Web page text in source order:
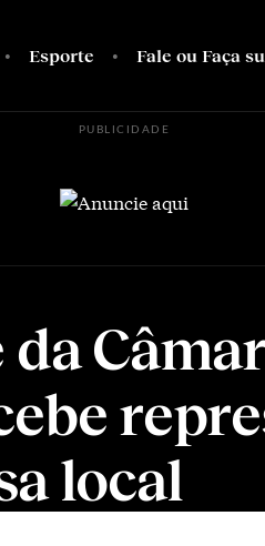
Esporte Fale ou Faça
PUBLICIDADE
local